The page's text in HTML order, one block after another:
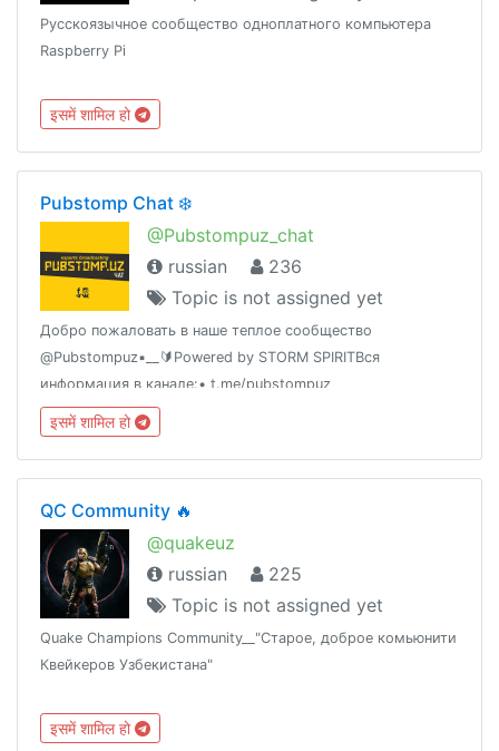
Русскоязычное сообщество одноплатного компьютера
Raspberry Pi
इसमें शामिल हो
Pubstomp Chat ❄️
@Pubstompuz_chat
russian
236
Topic is not assigned yet
Добро пожаловать в наше теплое сообщество
@Pubstompuz▪️__🔰Powered by STORM SPIRITВся
информация в канале:• t.me/pubstompuz
इसमें शामिल हो
QC Community 🔥
@quakeuz
russian
225
Topic is not assigned yet
Quake Champions Community__"Старое, доброе комьюнити
Квейкеров Узбекистана"
इसमें शामिल हो